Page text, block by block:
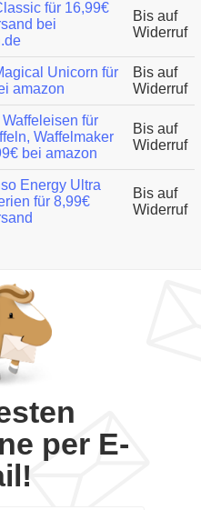
für 16,99€
bei
Bis auf
Widerruf
Unicorn für
amazon
Bis auf
Widerruf
Waffeleisen für
Waffelmaker
bei amazon
Bis auf
Widerruf
Energy Ultra
für 8,99€
Bis auf
Widerruf
per E-